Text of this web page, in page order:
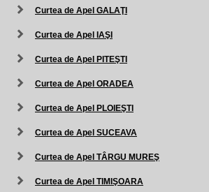
Curtea de Apel GALAŢI
Curtea de Apel IAŞI
Curtea de Apel PITEŞTI
Curtea de Apel ORADEA
Curtea de Apel PLOIEŞTI
Curtea de Apel SUCEAVA
Curtea de Apel TÂRGU MUREŞ
Curtea de Apel TIMIŞOARA